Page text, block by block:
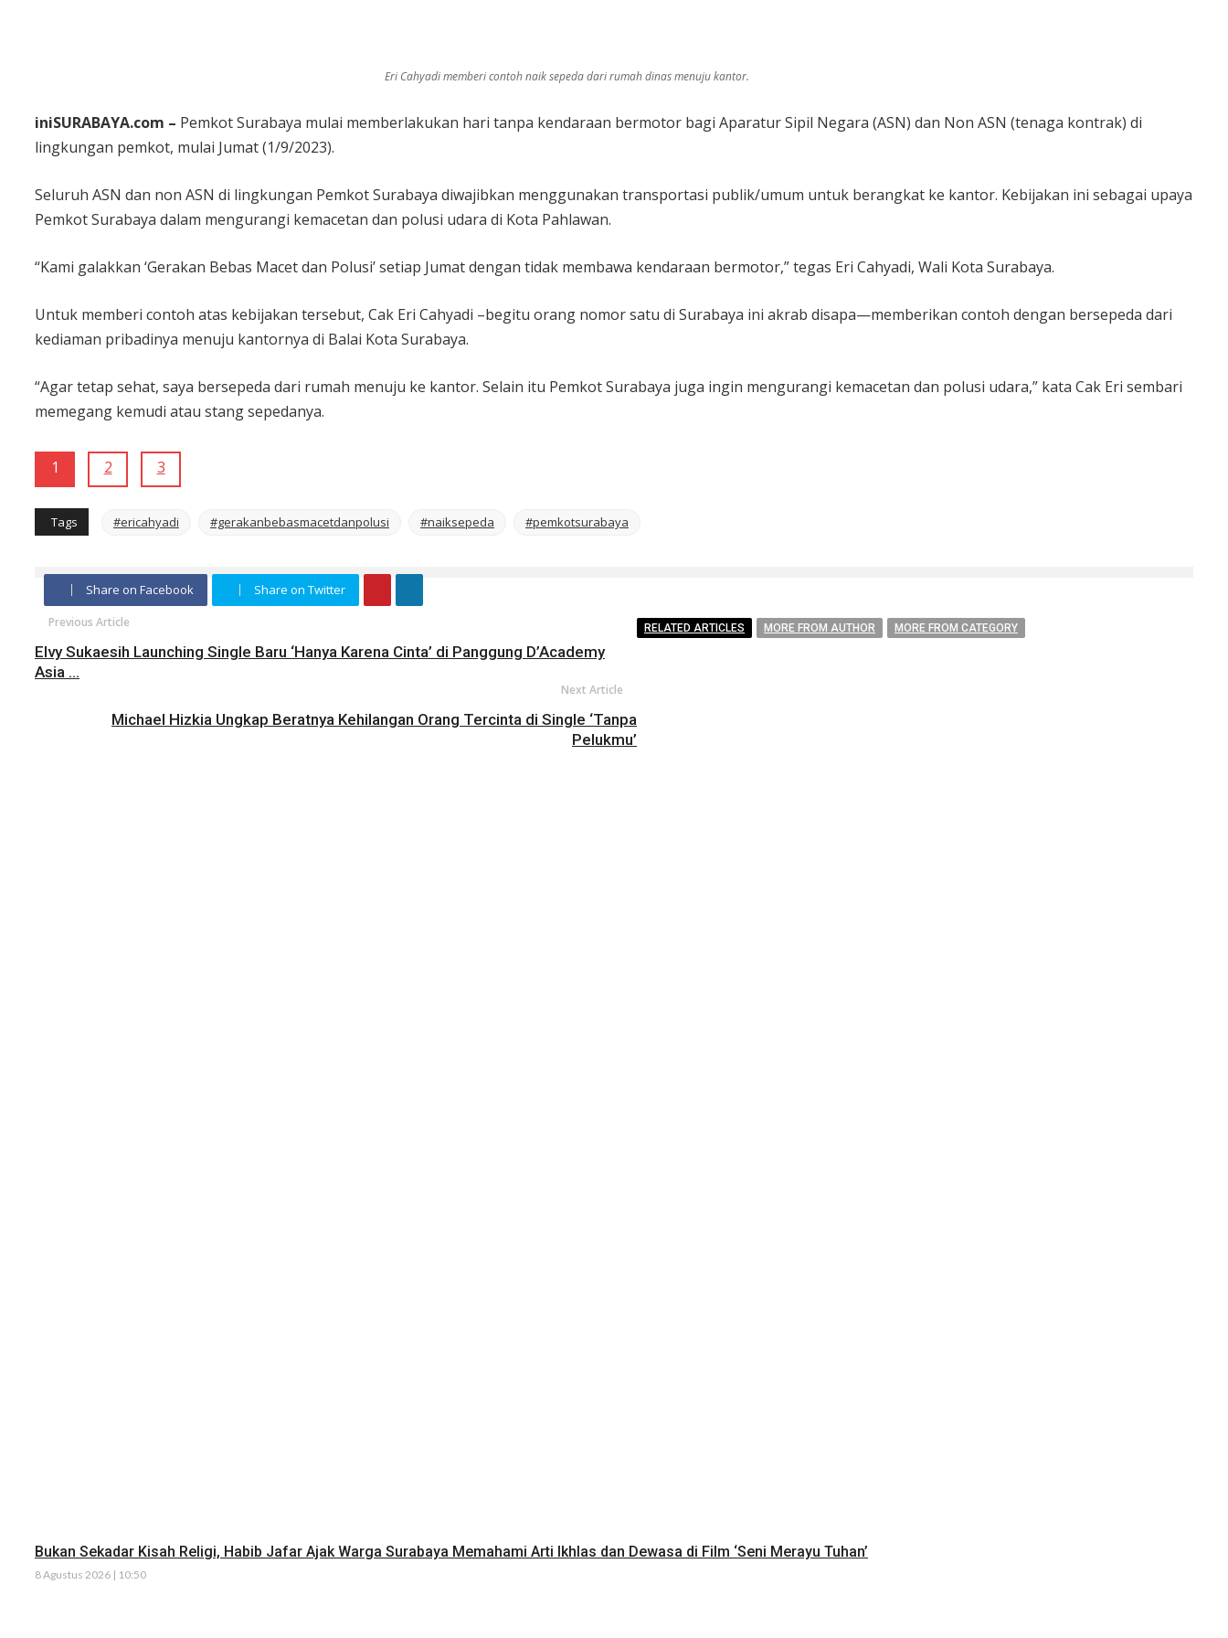
Eri Cahyadi memberi contoh naik sepeda dari rumah dinas menuju kantor.
iniSURABAYA.com – Pemkot Surabaya mulai memberlakukan hari tanpa kendaraan bermotor bagi Aparatur Sipil Negara (ASN) dan Non ASN (tenaga kontrak) di
lingkungan pemkot, mulai Jumat (1/9/2023).
Seluruh ASN dan non ASN di lingkungan Pemkot Surabaya diwajibkan menggunakan transportasi publik/umum untuk berangkat ke kantor. Kebijakan ini sebagai upaya
Pemkot Surabaya dalam mengurangi kemacetan dan polusi udara di Kota Pahlawan.
“Kami galakkan ‘Gerakan Bebas Macet dan Polusi’ setiap Jumat dengan tidak membawa kendaraan bermotor,” tegas Eri Cahyadi, Wali Kota Surabaya.
Untuk memberi contoh atas kebijakan tersebut, Cak Eri Cahyadi –begitu orang nomor satu di Surabaya ini akrab disapa—memberikan contoh dengan bersepeda dari
kediaman pribadinya menuju kantornya di Balai Kota Surabaya.
“Agar tetap sehat, saya bersepeda dari rumah menuju ke kantor. Selain itu Pemkot Surabaya juga ingin mengurangi kemacetan dan polusi udara,” kata Cak Eri sembari
memegang kemudi atau stang sepedanya.
1 2 3
Tags #ericahyadi #gerakanbebasmacetdanpolusi #naiksepeda #pemkotsurabaya
Share on Facebook Share on Twitter
Previous Article
Elvy Sukaesih Launching Single Baru ‘Hanya Karena Cinta’ di Panggung D’Academy
Asia ...
Next Article
Michael Hizkia Ungkap Beratnya Kehilangan Orang Tercinta di Single ‘Tanpa
Pelukmu’
RELATED ARTICLES MORE FROM AUTHOR MORE FROM CATEGORY
Bukan Sekadar Kisah Religi, Habib Jafar Ajak Warga Surabaya Memahami Arti Ikhlas dan Dewasa di Film ‘Seni Merayu Tuhan’
8 Agustus 2026 | 10:50